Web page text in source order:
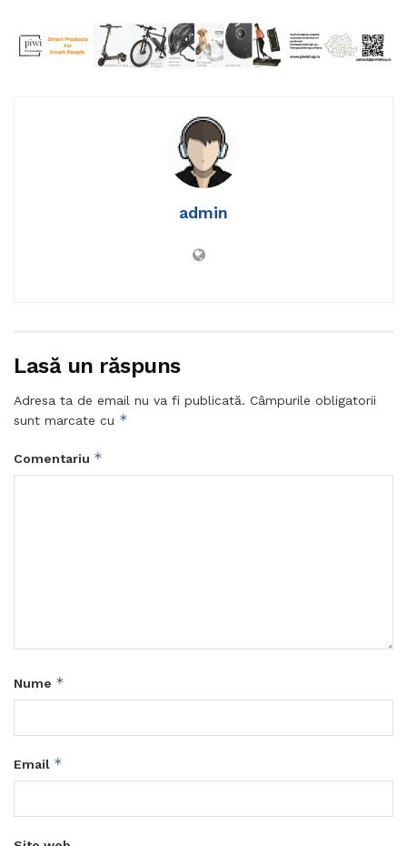
admin
Lasă un răspuns
Adresa ta de email nu va fi publicată. Câmpurile obligatorii
sunt marcate cu *
Comentariu *
Nume *
Email *